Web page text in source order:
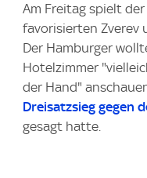
Am Freitag spielt
favorisierten Zverev
Der Hamburger
Hotelzimmer
der Hand"
Dreisatzsieg gegen
gesagt hatte.